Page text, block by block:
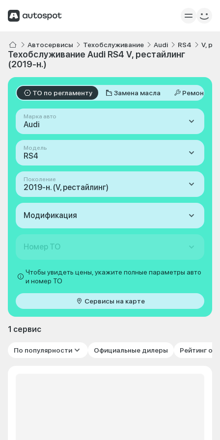
Автосервисы Техобслуживание Audi RS4 V,
Техобслуживание Audi RS4 V, рестайлинг
(2019-н.)
ТО по регламенту Замена масла Ремонт
Марка авто
Audi
Модель
RS4
Поколение
2019-н. (V, рестайлинг)
Модификация
Номер ТО
Чтобы увидеть цены, укажите полные параметры авто
и номер ТО
Сервисы на карте
1 сервис
По популярности Официальные дилеры Рейтинг